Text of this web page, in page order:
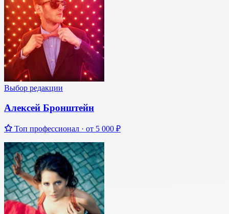
Выбор редакции
Алексей Бронштейн
Топ профессионал · от 5 000 ₽